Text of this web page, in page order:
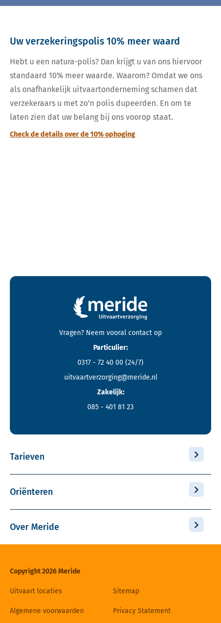
Uw verzekeringspolis 10% meer waard
Hebt u een natura-polis? Dan krijgt u van ons hiervoor
standaard 10% meer waarde. Waarom? Omdat we ons
als onafhankelijk uitvaartonderneming schamen dat
verzekeraars u met zo’n polis dupeerden. En om te
laten zien dat uw belang bij ons voorop staat.
Check de details over de 10% ophoging
Contactgegevens en footer menu van Meride
Vragen? Neem vooral contact op
Particulier:
0317 - 72 40 00 (24/7)
uitvaartverzorging@meride.nl
Zakelijk:
085 - 401 81 23
Tarieven
Oriënteren
Over Meride
Copyright 2026 Meride
Uitvaart locaties Sitemap
Algemene voorwaarden Privacy Statement